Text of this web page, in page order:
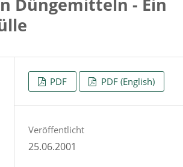
Düngemitteln - Ein
PDF PDF (English)
Veröffentlicht
25.06.2001